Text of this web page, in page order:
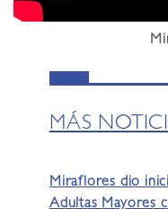
MÁS
Miraflores dio
Adultas Mayores